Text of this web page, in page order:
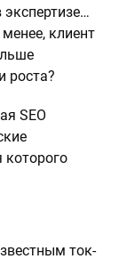
клиент
роста?
SEO
которого
ток-